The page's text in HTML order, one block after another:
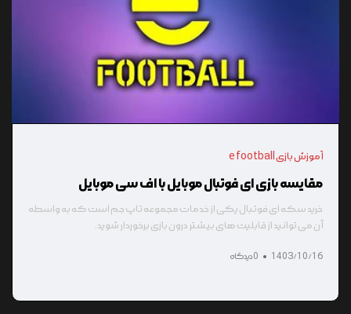
آموزش بازی e football
مقایسه بازی ای فوتبال موبایل با اف سی موبایل
خرید سکه ای فوتبال یکی از خدمات مجموعه تاپ جم است که به واسطه
آن می توانید از قابلیت های بیشتر درون بازی برخوردار شوید.
1403/10/16 0 دیدگاه